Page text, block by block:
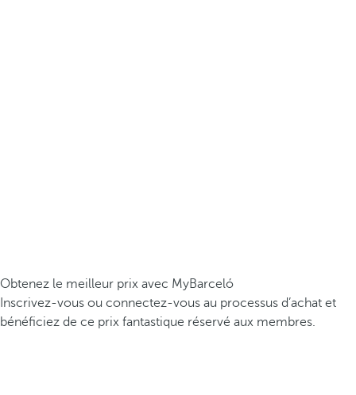
Obtenez le meilleur prix avec MyBarceló
Inscrivez-vous ou connectez-vous au processus d’achat et
bénéficiez de ce prix fantastique réservé aux membres.